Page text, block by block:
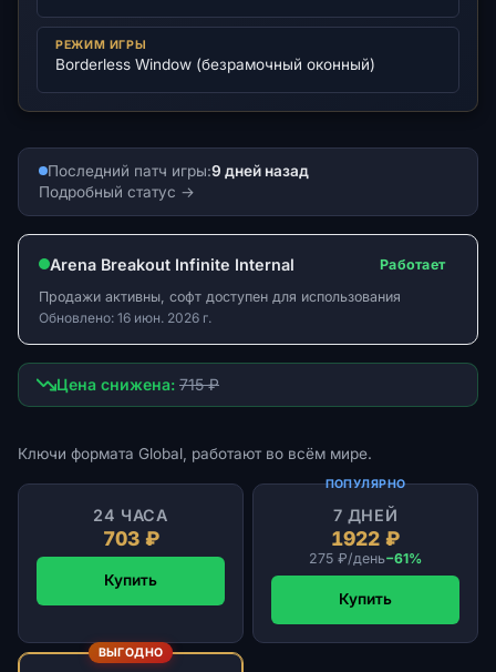
РЕЖИМ ИГРЫ
Borderless Window (безрамочный оконный)
Последний патч игры:9 дней назад
Подробный статус
Arena Breakout Infinite Internal
Работает
Продажи активны, софт доступен для использования
Обновлено: 16 июн. 2026 г.
Цена снижена: 715 ₽
Ключи формата Global, работают во всём мире.
24 ЧАСА
703 ₽
Купить
ПОПУЛЯРНО
7 ДНЕЙ
1922 ₽
275 ₽/день−61%
Купить
ВЫГОДНО